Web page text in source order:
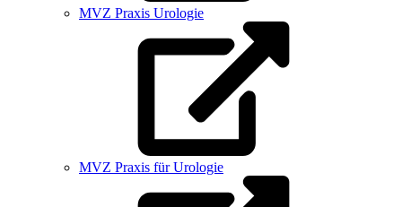
MVZ Praxis Urologie
MVZ Praxis für Urologie